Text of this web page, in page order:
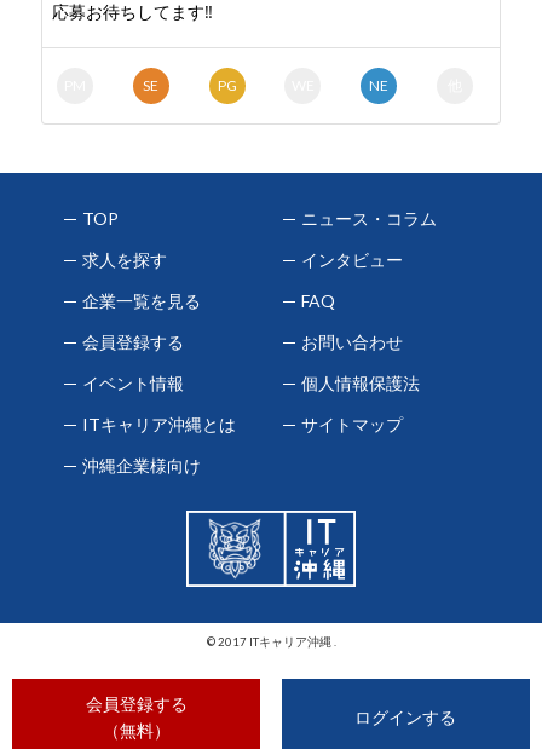
応募お待ちしてます‼
SE PG NE
会員登録する
（無料）
ログインする
TOP
求人を探す
企業一覧を見る
会員登録する
イベント情報
ITキャリア沖縄とは
沖縄企業様向け
ニュース・コラム
インタビュー
FAQ
お問い合わせ
個人情報保護法
サイトマップ
© 2017 ITキャリア沖縄 .